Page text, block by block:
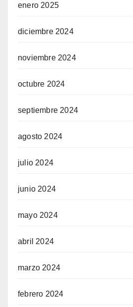
enero 2025
diciembre 2024
noviembre 2024
octubre 2024
septiembre 2024
agosto 2024
julio 2024
junio 2024
mayo 2024
abril 2024
marzo 2024
febrero 2024